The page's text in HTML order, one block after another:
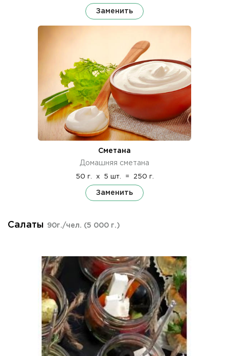
Заменить
Сметана
Домашняя сметана
50 г. x 5 шт. = 250 г.
Заменить
Салаты 90г./чел. (5 000 г.)